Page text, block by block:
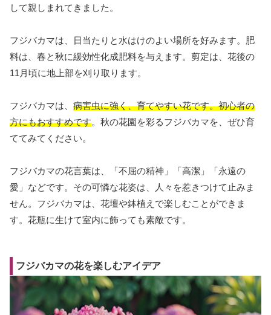
して親しまれてきました。
フジバカマは、日当たりと水はけのよい場所を好みます。肥
料は、春と秋に緩効性化成肥料を与えます。剪定は、花後の
11月頃に地上部を刈り取ります。
フジバカマは、 病害虫に強く、育てやすい花です。初心者の
方にもおすすめです。秋の花園を彩るフジバカマを、ぜひ育
ててみてください。
フジバカマの花言葉は、「不屈の精神」「高潔」「永遠の
愛」などです。その可憐な花姿は、人々を惹きつけて止みま
せん。フジバカマは、花壇や鉢植えで楽しむことができま
す。花瓶に生けて室内に飾っても素敵です。
フジバカマの花を楽しむアイデア